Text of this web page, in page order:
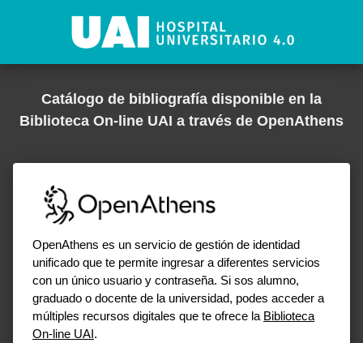
Catálogo de bibliografía disponible en la
Biblioteca On-line UAI a través de OpenAthens
OpenAthens es un servicio de gestión de identidad
unificado que te permite ingresar a diferentes servicios
con un único usuario y contraseña. Si sos alumno,
graduado o docente de la universidad, podes acceder a
múltiples recursos digitales que te ofrece la Biblioteca
On-line UAI.